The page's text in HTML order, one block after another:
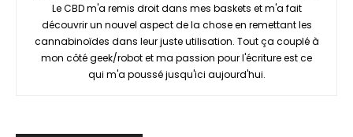
Le CBD m'a remis droit dans mes baskets et m'a fait
découvrir un nouvel aspect de la chose en remettant les
cannabinoïdes dans leur juste utilisation. Tout ça couplé à
mon côté geek/robot et ma passion pour l'écriture est ce
qui m'a poussé jusqu'ici aujourd'hui.